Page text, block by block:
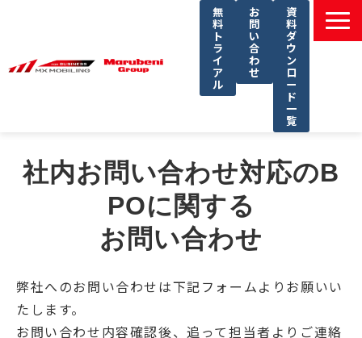
無
料
ト
ラ
イ
ア
ル
お
問
い
合
わ
せ
資
料
ダ
ウ
ン
ロ
ー
ド
一
覧
課題別ソリューション一覧
サービス一覧
導入事例
コラム
社内お問い合わせ対応のB
POに関する
お問い合わせ
弊社へのお問い合わせは下記フォームよりお願いい
たします。
お問い合わせ内容確認後、追って担当者よりご連絡